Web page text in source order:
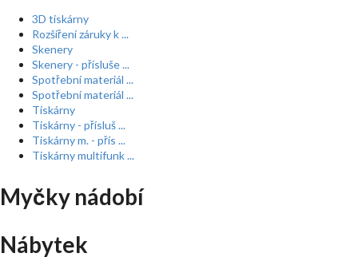
3D tiskárny
Rozšíření záruky k ...
Skenery
Skenery - přísluše ...
Spotřební materiál ...
Spotřební materiál ...
Tiskárny
Tiskárny - přísluš ...
Tiskárny m. - přís ...
Tiskárny multifunk ...
Myčky nádobí
Nábytek